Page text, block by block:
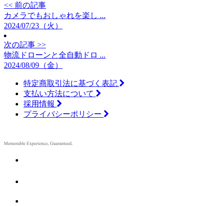
<< 前の記事
カメラでもおしゃれを楽し ...
2024/07/23（火）
次の記事 >>
物流ドローンと全自動ドロ ...
2024/08/09（金）
特定商取引法に基づく表記
支払い方法について
採用情報
プライバシーポリシー